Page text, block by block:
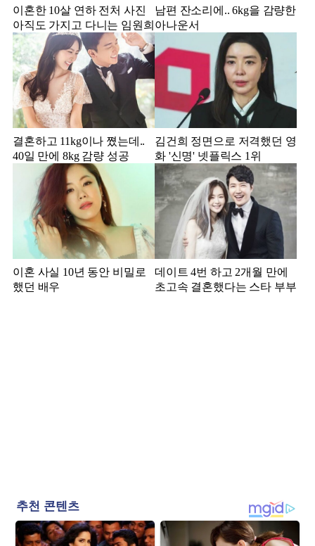
이혼한 10살 연하 전처 사진
아직도 가지고 다니는 임원희
남편 잔소리에.. 6kg을 감량한
아나운서
결혼하고 11kg이나 쪘는데..
40일 만에 8kg 감량 성공
김건희 정면으로 저격했던 영
화 '신명' 넷플릭스 1위
이혼 사실 10년 동안 비밀로
했던 배우
데이트 4번 하고 2개월 만에
초고속 결혼했다는 스타 부부